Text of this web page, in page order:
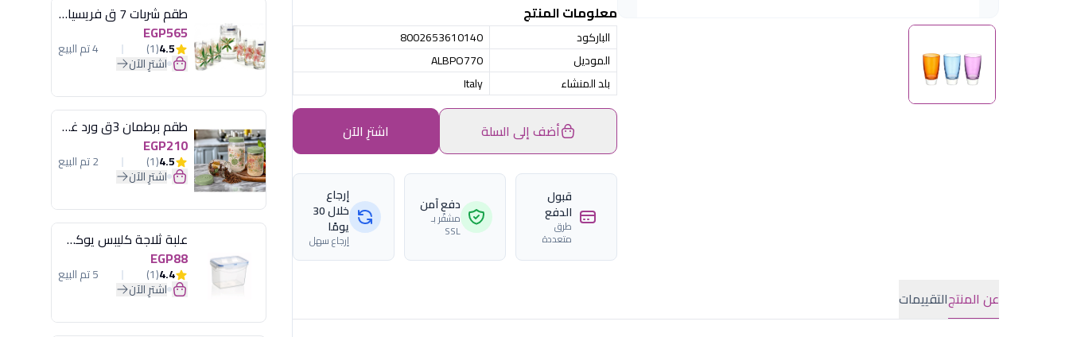
معلومات المنتج
الباركود
8002653610140
الموديل
ALBPO770
بلد المنشاء
Italy
أضف إلى السلة اشترِ الآن
قبول
الدفع
طرق
متعددة
دفع آمن
مشفّر بـ
SSL
إرجاع
خلال 30
يومًا
إرجاع سهل
عن المنتجالتقييمات
طقم شربات 7 ق فريسيا لومينارك
EGP565
4.5
(1) 4 تم البيع
اشترِ الآن
طقم برطمان 3ق ورد غطاء مينت جرين هيريفين
EGP210
4.5
(1) 2 تم البيع
اشترِ الآن
علبة ثلاجة كليبس يوكسان
EGP88
4.4
(1) 5 تم البيع
اشترِ الآن